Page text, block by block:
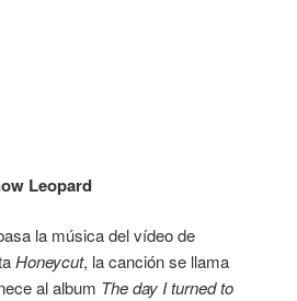
Leopard
la música del vídeo de
Honeycut, la canción se llama
al album The day I turned to